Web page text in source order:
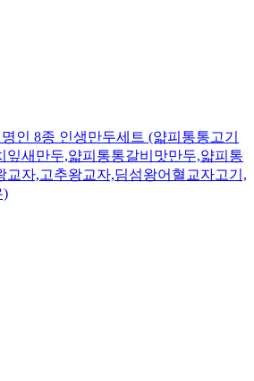
인 8종 인생만두세트 (얇피통통고기
잎새만두,얇피통통갈비맛만두,얇피통
교자,고추왕교자,딤섬왕어혈교자고기,
)